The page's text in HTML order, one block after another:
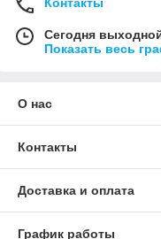
Контакты
Сегодня
Показать весь
О нас
Контакты
Доставка и оплата
График работы